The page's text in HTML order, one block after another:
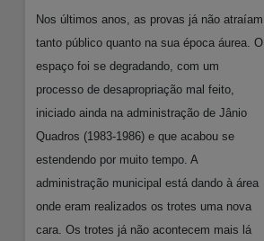
Nos últimos anos, as provas já não atraíam
tanto público quanto na sua época áurea. O
espaço foi se degradando, com um
processo de desapropriação mal feito,
iniciado ainda na administração de Jânio
Quadros (1983-1986) e que acabou se
estendendo por muito tempo. A
administração municipal está dando à área
onde eram realizados os trotes uma nova
cara. Os trotes já não acontecem mais lá